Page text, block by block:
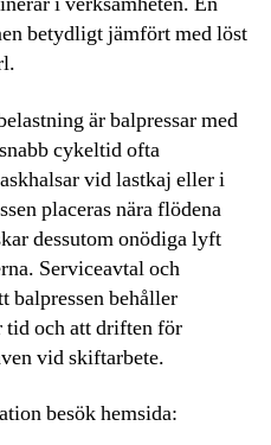
betydligt jämfört med löst
är balpressar med
cykeltid ofta
vid lastkaj eller i
placeras nära flödena
dessutom onödiga lyft
Serviceavtal och
balpressen behåller
tid och att driften för
vid skiftarbete.
besök hemsida: